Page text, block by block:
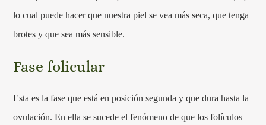
lo cual puede hacer que nuestra piel se vea más seca, que tenga
brotes y que sea más sensible.
Fase folicular
Esta es la fase que está en posición segunda y que dura hasta la
ovulación. En ella se sucede el fenómeno de que los folículos